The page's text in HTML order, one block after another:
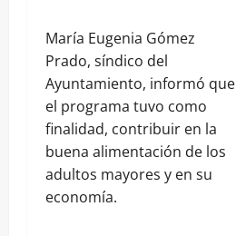
María Eugenia Gómez
Prado, síndico del
Ayuntamiento, informó que
el programa tuvo como
finalidad, contribuir en la
buena alimentación de los
adultos mayores y en su
economía.